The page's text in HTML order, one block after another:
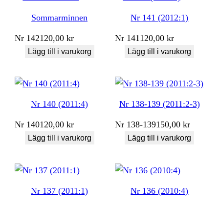
Sommarminnen
Nr 142120,00kr
Lägg till i varukorg
Nr 141 (2012:1)
Nr 141 120,00kr
Lägg till i varukorg
Nr 140 (2011:4)
Nr 140120,00kr
Lägg till i varukorg
Nr 138-139 (2011:2-3)
Nr 138-139150,00kr
Lägg till i varukorg
Nr 137 (2011:1) Nr 136 (2010:4)